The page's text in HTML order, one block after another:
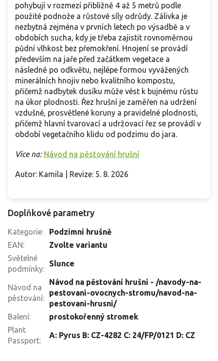
pohybují v rozmezí přibližně 4 až 5 metrů podle
použité podnože a růstové síly odrůdy. Zálivka je
nezbytná zejména v prvních letech po výsadbě a v
obdobích sucha, kdy je třeba zajistit rovnoměrnou
půdní vlhkost bez přemokření. Hnojení se provádí
především na jaře před začátkem vegetace a
následně po odkvětu, nejlépe formou vyvážených
minerálních hnojiv nebo kvalitního kompostu,
přičemž nadbytek dusíku může vést k bujnému růstu
na úkor plodnosti. Řez hrušní je zaměřen na udržení
vzdušné, prosvětlené koruny a pravidelné plodnosti,
přičemž hlavní tvarovací a udržovací řez se provádí v
období vegetačního klidu od podzimu do jara.
Více na: Návod na pěstování hrušní
Autor: Kamila | Revize: 5. 8. 2026
Doplňkové parametry
Kategorie:
Podzimní hrušně
EAN:
Zvolte variantu
Světelné
podmínky:
Slunce
Návod na
pěstování:
Návod na pěstování hrušní - /navody-na-
pestovani-ovocnych-stromu/navod-na-
pestovani-hrusni/
Balení:
prostokořenný stromek
Plant
Passport:
A: Pyrus B: CZ-4282 C: 24/FP/0121 D: CZ